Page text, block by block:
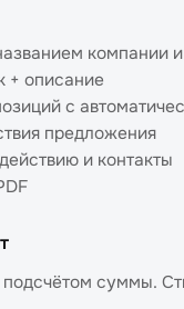
компании
+ описание
с
предложения
и контакты
суммы.